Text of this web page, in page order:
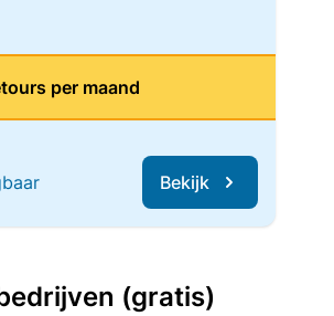
per maand
Bekijk
(gratis)